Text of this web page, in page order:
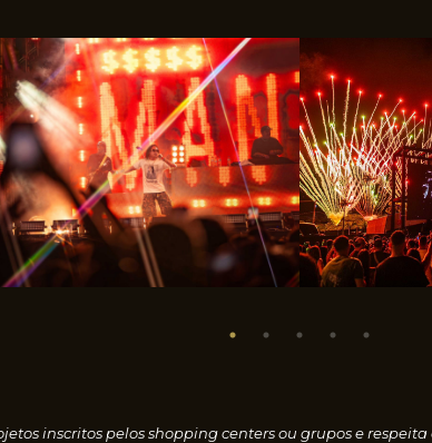
inscritos pelos shopping centers ou grupos e